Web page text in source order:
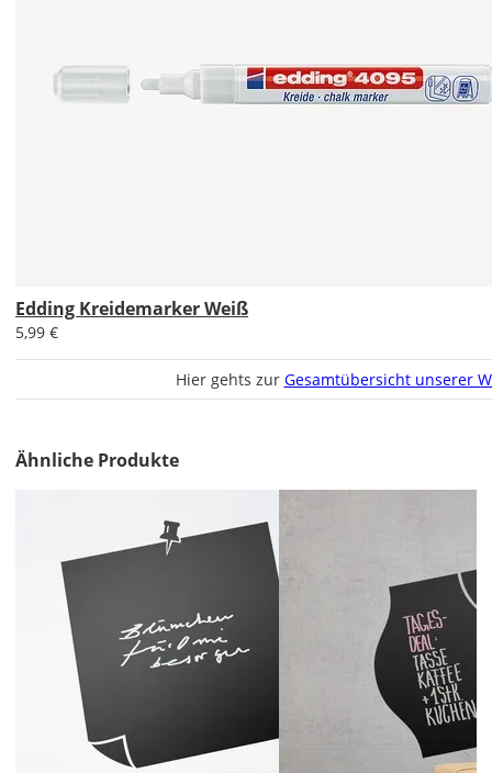
DE
Economy
Deutschland
Fr., 14.08. -
1,99 EUR
ohne
EU
Edding Kreidemarker Weiß
5,99 €
Hier gehts zur Gesamtübersicht unserer
Ähnliche Produkte